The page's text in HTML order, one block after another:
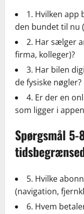
1. Hvilken app
den bundet til nu
2. Har sælger
firma, kolleger)?
3. Har bilen
de fysiske nøgler?
4. Er der en
som ligger i
Spørgsmål
5. Hvilke
(navigation,
6. Hvem